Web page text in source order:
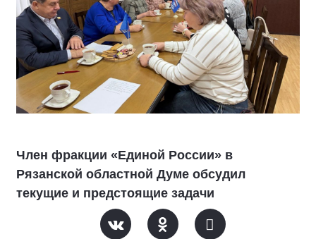
Член фракции «Единой России» в
Рязанской областной Думе обсудил
текущие и предстоящие задачи